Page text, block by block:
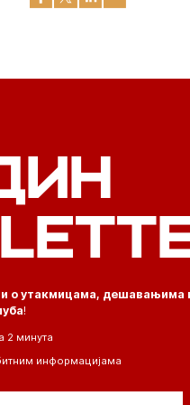
о утакмицама, дешавањима
!
2 минута
информацијама